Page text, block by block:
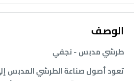
الوصف
طرشي مدبس - نجفي
تعود أصول صناعة الطرشي المدبس